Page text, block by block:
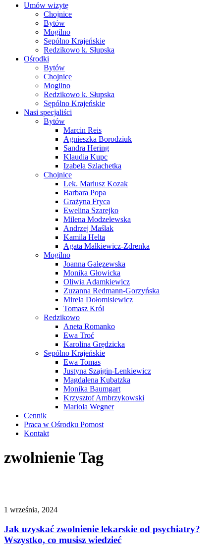
Umów wizytę
Chojnice
Bytów
Mogilno
Sępólno Krajeńskie
Redzikowo k. Słupska
Ośrodki
Bytów
Chojnice
Mogilno
Redzikowo k. Słupska
Sępólno Krajeńskie
Nasi specjaliści
Bytów
Marcin Reis
Agnieszka Borodziuk
Sandra Hering
Klaudia Kupc
Izabela Szlachetka
Chojnice
Lek. Mariusz Kozak
Barbara Popa
Grażyna Fryca
Ewelina Szarejko
Milena Modzelewska
Andrzej Maślak
Kamila Helta
Agata Małkiewicz-Zdrenka
Mogilno
Joanna Gałęzewska
Monika Głowicka
Oliwia Adamkiewicz
Zuzanna Redmann-Gorzyńska
Mirela Dołomisiewicz
Tomasz Król
Redzikowo
Aneta Romanko
Ewa Troć
Karolina Grędzicka
Sępólno Krajeńskie
Ewa Tomas
Justyna Szajgin-Lenkiewicz
Magdalena Kubatzka
Monika Baumgart
Krzysztof Ambrzykowski
Mariola Wegner
Cennik
Praca w Ośrodku Pomost
Kontakt
zwolnienie Tag
1 września, 2024
Jak uzyskać zwolnienie lekarskie od psychiatry?
Wszystko, co musisz wiedzieć